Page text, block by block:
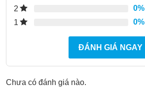
2
0%
1
0%
ĐÁNH GIÁ NGAY
Chưa có đánh giá nào.